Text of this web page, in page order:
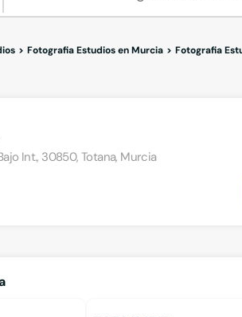
Fotografia Estudios en Murcia Fotografia
Int., 30850, Totana, Murcia